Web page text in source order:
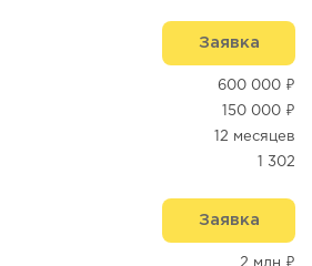
Заявка
600 000 ₽
150 000 ₽
12 месяцев
1 302
Заявка
2 млн ₽